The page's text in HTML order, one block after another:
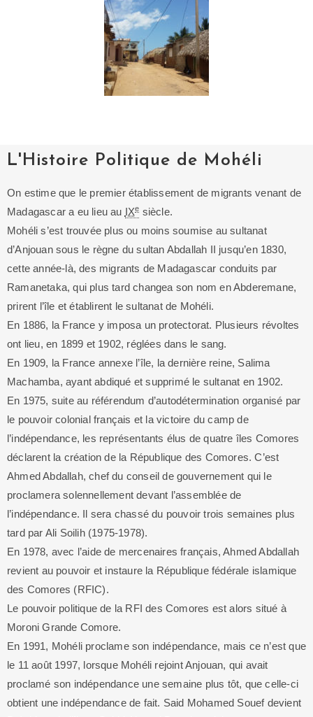
L'Histoire Politique de Mohéli
On estime que le premier établissement de migrants venant de
Madagascar a eu lieu au IXe siècle.
Mohéli s’est trouvée plus ou moins soumise au sultanat
d’Anjouan sous le règne du sultan Abdallah II jusqu’en 1830,
cette année-là, des migrants de Madagascar conduits par
Ramanetaka, qui plus tard changea son nom en Abderemane,
prirent l’île et établirent le sultanat de Mohéli.
En 1886, la France y imposa un protectorat. Plusieurs révoltes
ont lieu, en 1899 et 1902, réglées dans le sang.
En 1909, la France annexe l’île, la dernière reine, Salima
Machamba, ayant abdiqué et supprimé le sultanat en 1902.
En 1975, suite au référendum d’autodétermination organisé par
le pouvoir colonial français et la victoire du camp de
l’indépendance, les représentants élus de quatre îles Comores
déclarent la création de la République des Comores. C’est
Ahmed Abdallah, chef du conseil de gouvernement qui le
proclamera solennellement devant l’assemblée de
l’indépendance. Il sera chassé du pouvoir trois semaines plus
tard par Ali Soilih (1975-1978).
En 1978, avec l’aide de mercenaires français, Ahmed Abdallah
revient au pouvoir et instaure la République fédérale islamique
des Comores (RFIC).
Le pouvoir politique de la RFI des Comores est alors situé à
Moroni Grande Comore.
En 1991, Mohéli proclame son indépendance, mais ce n’est que
le 11 août 1997, lorsque Mohéli rejoint Anjouan, qui avait
proclamé son indépendance une semaine plus tôt, que celle-ci
obtient une indépendance de fait. Said Mohamed Souef devient